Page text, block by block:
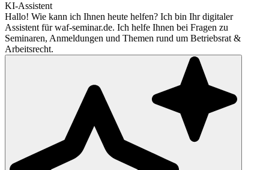
KI-Assistent
Hallo! Wie kann ich Ihnen heute helfen? Ich bin Ihr digitaler
Assistent für waf-seminar.de. Ich helfe Ihnen bei Fragen zu
Seminaren, Anmeldungen und Themen rund um Betriebsrat &
Arbeitsrecht.